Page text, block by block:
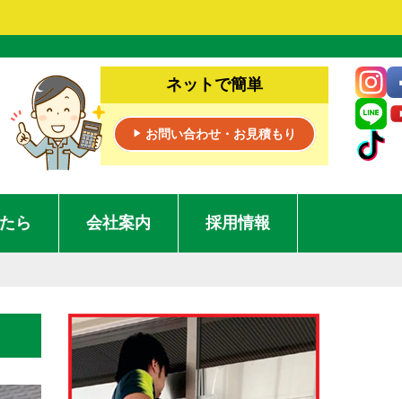
ネットで簡単
▶ お問い合わせ・お見積もり
ら 会社案内 採用情報